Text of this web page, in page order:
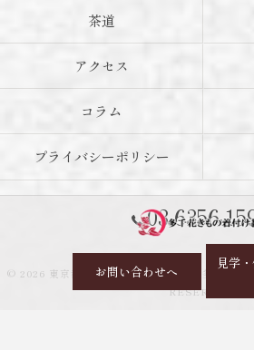
03-6356-
お問い合わせへ
見学
茶道
アクセス
コラム
プライバシーポリシー
© 2026 東京都神楽坂の着付け教室なら多千花
RESERVED.